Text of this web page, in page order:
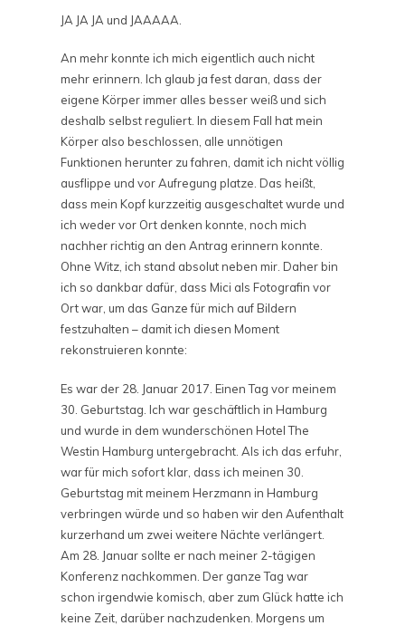
JA JA JA und JAAAAA.
An mehr konnte ich mich eigentlich auch nicht
mehr erinnern. Ich glaub ja fest daran, dass der
eigene Körper immer alles besser weiß und sich
deshalb selbst reguliert. In diesem Fall hat mein
Körper also beschlossen, alle unnötigen
Funktionen herunter zu fahren, damit ich nicht völlig
ausflippe und vor Aufregung platze. Das heißt,
dass mein Kopf kurzzeitig ausgeschaltet wurde und
ich weder vor Ort denken konnte, noch mich
nachher richtig an den Antrag erinnern konnte.
Ohne Witz, ich stand absolut neben mir. Daher bin
ich so dankbar dafür, dass Mici als Fotografin vor
Ort war, um das Ganze für mich auf Bildern
festzuhalten – damit ich diesen Moment
rekonstruieren konnte:
Es war der 28. Januar 2017. Einen Tag vor meinem
30. Geburtstag. Ich war geschäftlich in Hamburg
und wurde in dem wunderschönen Hotel The
Westin Hamburg untergebracht. Als ich das erfuhr,
war für mich sofort klar, dass ich meinen 30.
Geburtstag mit meinem Herzmann in Hamburg
verbringen würde und so haben wir den Aufenthalt
kurzerhand um zwei weitere Nächte verlängert.
Am 28. Januar sollte er nach meiner 2-tägigen
Konferenz nachkommen. Der ganze Tag war
schon irgendwie komisch, aber zum Glück hatte ich
keine Zeit, darüber nachzudenken. Morgens um